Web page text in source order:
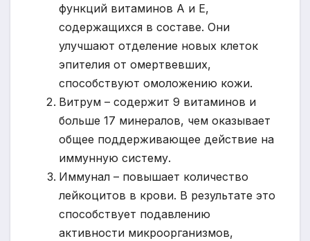
функций витаминов А и Е,
содержащихся в составе. Они
улучшают отделение новых клеток
эпителия от омертвевших,
способствуют омоложению кожи.
Витрум – содержит 9 витаминов и
больше 17 минералов, чем оказывает
общее поддерживающее действие на
иммунную систему.
Иммунал – повышает количество
лейкоцитов в крови. В результате это
способствует подавлению
активности микроорганизмов,